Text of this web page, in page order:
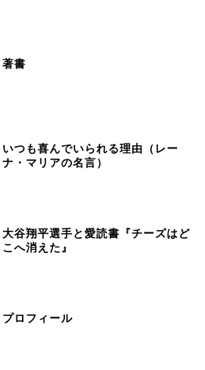
著書
いつも喜んでいられる理由（レー
ナ・マリアの名言）
大谷翔平選手と愛読書『チーズはど
こへ消えた』
プロフィール